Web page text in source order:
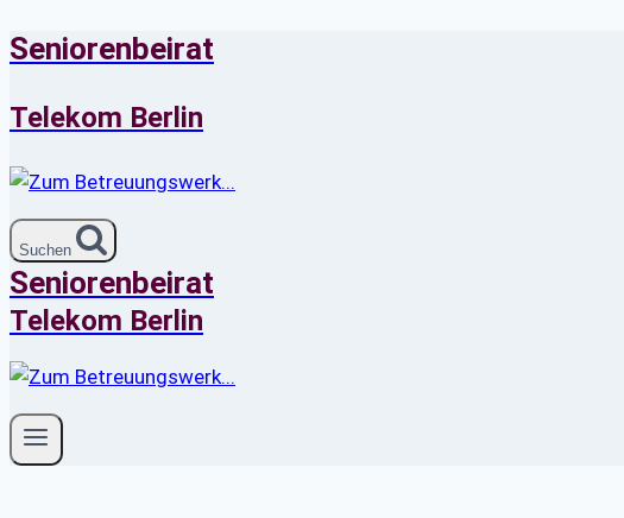
Zum
springen
Seniorenbeirat
Telekom Berlin
Suchen
Seniorenbeirat
Telekom Berlin